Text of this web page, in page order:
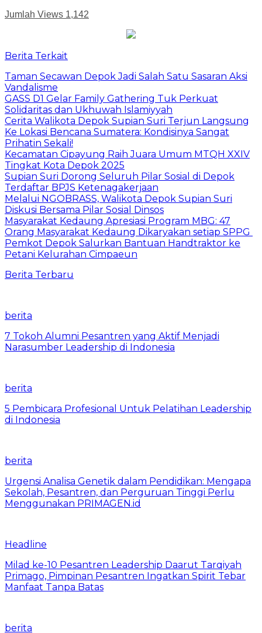
Jumlah Views 1,142
Berita Terkait
Taman Secawan Depok Jadi Salah Satu Sasaran Aksi
Vandalisme
GASS D1 Gelar Family Gathering Tuk Perkuat
Solidaritas dan Ukhuwah Islamiyyah
Cerita Walikota Depok Supian Suri Terjun Langsung
Ke Lokasi Bencana Sumatera: Kondisinya Sangat
Prihatin Sekali!
Kecamatan Cipayung Raih Juara Umum MTQH XXIV
Tingkat Kota Depok 2025
Supian Suri Dorong Seluruh Pilar Sosial di Depok
Terdaftar BPJS Ketenagakerjaan
Melalui NGOBRASS, Walikota Depok Supian Suri
Diskusi Bersama Pilar Sosial Dinsos
Masyarakat Kedaung Apresiasi Program MBG: 47
Orang Masyarakat Kedaung Dikaryakan setiap SPPG
Pemkot Depok Salurkan Bantuan Handtraktor ke
Petani Kelurahan Cimpaeun
Berita Terbaru
berita
7 Tokoh Alumni Pesantren yang Aktif Menjadi
Narasumber Leadership di Indonesia
berita
5 Pembicara Profesional Untuk Pelatihan Leadership
di Indonesia
berita
Urgensi Analisa Genetik dalam Pendidikan: Mengapa
Sekolah, Pesantren, dan Perguruan Tinggi Perlu
Menggunakan PRIMAGEN.id
Headline
Milad ke-10 Pesantren Leadership Daarut Tarqiyah
Primago, Pimpinan Pesantren Ingatkan Spirit Tebar
Manfaat Tanpa Batas
berita